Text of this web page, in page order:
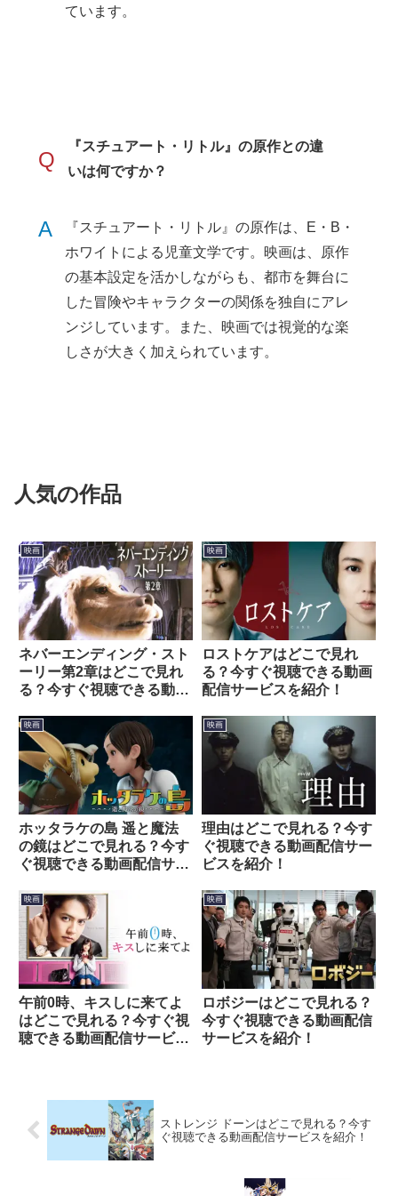
ています。
Q
『スチュアート・リトル』の原作との違
いは何ですか？
A
『スチュアート・リトル』の原作は、E・B・
ホワイトによる児童文学です。映画は、原作
の基本設定を活かしながらも、都市を舞台に
した冒険やキャラクターの関係を独自にアレ
ンジしています。また、映画では視覚的な楽
しさが大きく加えられています。
人気の作品
映画
ネバーエンディング・スト
ーリー第2章はどこで見れ
る？今すぐ視聴できる動画
映画
ロストケアはどこで見れ
る？今すぐ視聴できる動画
配信サービスを紹介！
映画
ホッタラケの島 遥と魔法
の鏡はどこで見れる？今す
ぐ視聴できる動画配信サー
映画
理由はどこで見れる？今す
ぐ視聴できる動画配信サー
ビスを紹介！
映画
午前0時、キスしに来てよ
はどこで見れる？今すぐ視
聴できる動画配信サービス
映画
ロボジーはどこで見れる？
今すぐ視聴できる動画配信
サービスを紹介！
ストレンジ ドーンはどこで見れる？今す
ぐ視聴できる動画配信サービスを紹介！